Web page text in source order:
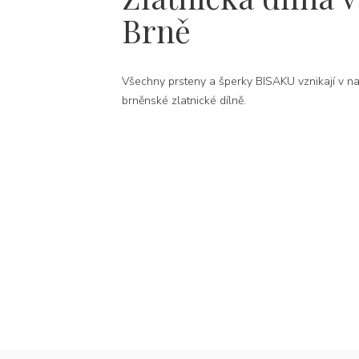
Brně
Všechny prsteny a šperky BISAKU vznikají v
brněnské zlatnické dílně.